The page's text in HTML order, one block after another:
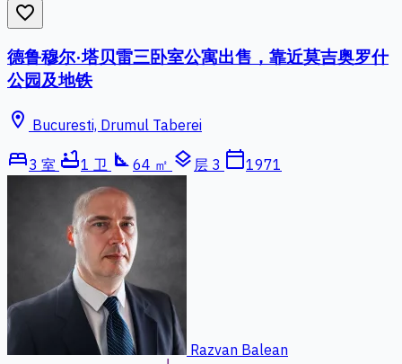
favorite_border
德鲁穆尔·塔贝雷三卧室公寓出售，靠近莫吉奥罗什
公园及地铁
location_on Bucuresti, Drumul Taberei
bed3 室 bathtub1 卫 square_foot 64 ㎡ layers 层 3 calendar_today1971
Razvan Balean